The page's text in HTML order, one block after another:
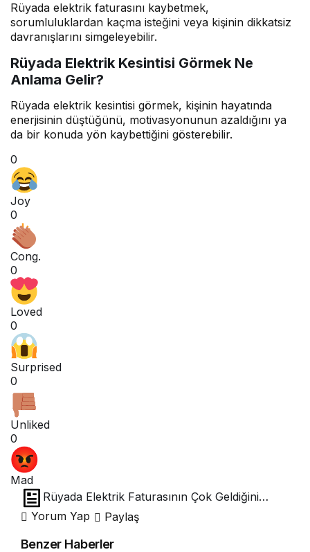
Rüyada elektrik faturasını kaybetmek,
sorumluluklardan kaçma isteğini veya kişinin dikkatsiz
davranışlarını simgeleyebilir.
Rüyada Elektrik Kesintisi Görmek Ne
Anlama Gelir?
Rüyada elektrik kesintisi görmek, kişinin hayatında
enerjisinin düştüğünü, motivasyonunun azaldığını ya
da bir konuda yön kaybettiğini gösterebilir.
0
Joy
0
Cong.
0
Loved
0
Surprised
0
Unliked
0
Mad
Rüyada Elektrik Faturasının Çok Geldiğini
Görmek
Yorum Yap Paylaş
Benzer Haberler